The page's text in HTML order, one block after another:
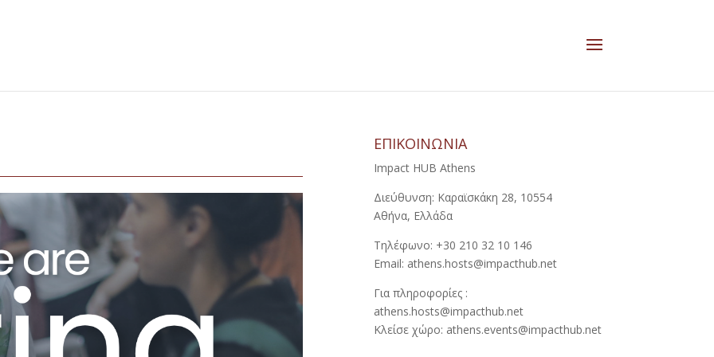
ΕΠΙΚΟΙΝΩΝΙΑ
Impact HUB Athens
Διεύθυνση: Καραϊσκάκη 28, 10554
Αθήνα, Ελλάδα
Τηλέφωνο: +30 210 32 10 146
Email: athens.hosts@impacthub.net
Για πληροφορίες :
athens.hosts@impacthub.net
Κλείσε χώρο: athens.events@impacthub.net